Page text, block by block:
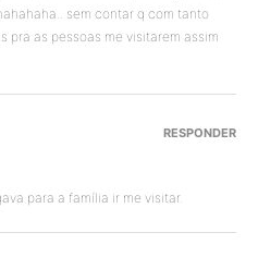
sem contar q com tanto
pra as pessoas me visitarem assim
para a família ir me visitar.
RESPONDER